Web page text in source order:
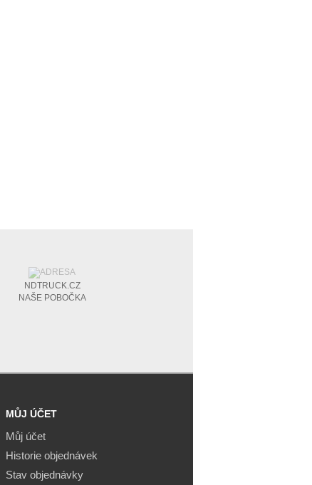
NDTRUCK.CZ
NAŠE POBOČKA
MŮJ ÚČET
Můj účet
Historie objednávek
Stav objednávky